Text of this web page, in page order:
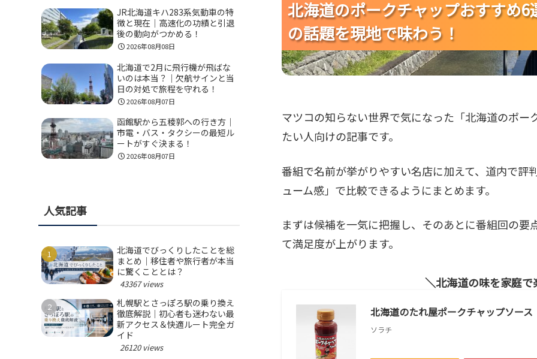
北海道のポークチャップおすすめ
の話題を現地で味わう！
北海道のポークチャップおすすめ
の話題を現地で味わう！
北海道のポークチャップおすすめ
の話題を現地で味わう！
マツコの知らない世界で気になった「北海道のポ
たい人向けの記事です。
番組で名前が挙がりやすい名店に加えて、道内で評
ューム感」で比較できるようにまとめます。
まずは候補を一気に把握し、そのあとに番組回の
て満足度が上がります。
北海道の味を家庭で
北海道のたれ屋ポークチャップソース
ソラチ
JR北海道キハ283系気動車の特
徴と現在｜高速化の功績と引退
後の動向がつかめる！
2026年08月08日
北海道で2月に飛行機が飛ばな
いのは本当？｜欠航サインと当
日の対処で旅程を守れる！
2026年08月07日
函館駅から五稜郭への行き方｜
市電・バス・タクシーの最短ル
ートがすぐ決まる！
2026年08月07日
人気記事
北海道でびっくりしたことを総
まとめ｜移住者や旅行者が本当
に驚くこととは？
43367 views
札幌駅とさっぽろ駅の乗り換え
徹底解説｜初心者も迷わない最
新アクセス＆快適ルート完全ガ
イド
26120 views